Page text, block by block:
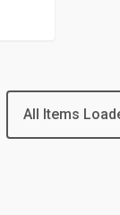
All Items